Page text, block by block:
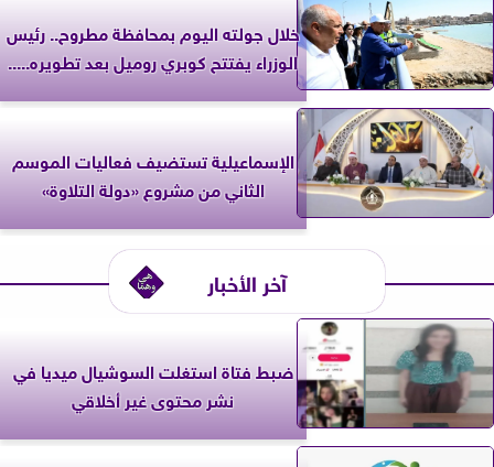
خلال جولته اليوم بمحافظة مطروح.. رئيس
الوزراء يفتتح كوبري روميل بعد تطويره.....
الإسماعيلية تستضيف فعاليات الموسم
الثاني من مشروع «دولة التلاوة»
آخر الأخبار
ضبط فتاة استغلت السوشيال ميديا في
نشر محتوى غير أخلاقي